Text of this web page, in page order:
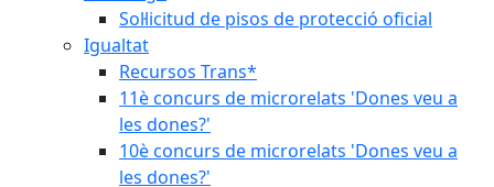
Sol·licitud de pisos de protecció oficial
Igualtat
Recursos Trans*
11è concurs de microrelats 'Dones veu a
les dones?'
10è concurs de microrelats 'Dones veu a
les dones?'